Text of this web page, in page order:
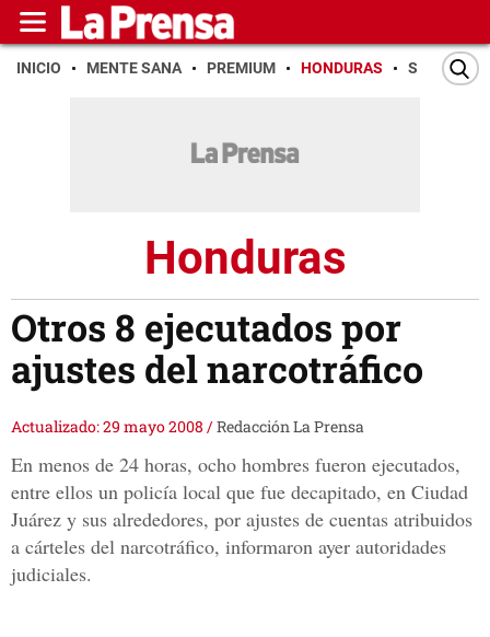
INICIO MENTE SANA PREMIUM HONDURAS SAN PEDRO
Honduras
Otros 8 ejecutados por
ajustes del narcotráfico
Actualizado: 29 mayo 2008 /Redacción La Prensa
En menos de 24 horas, ocho hombres fueron ejecutados,
entre ellos un policía local que fue decapitado, en Ciudad
Juárez y sus alrededores, por ajustes de cuentas atribuidos
a cárteles del narcotráfico, informaron ayer autoridades
judiciales.